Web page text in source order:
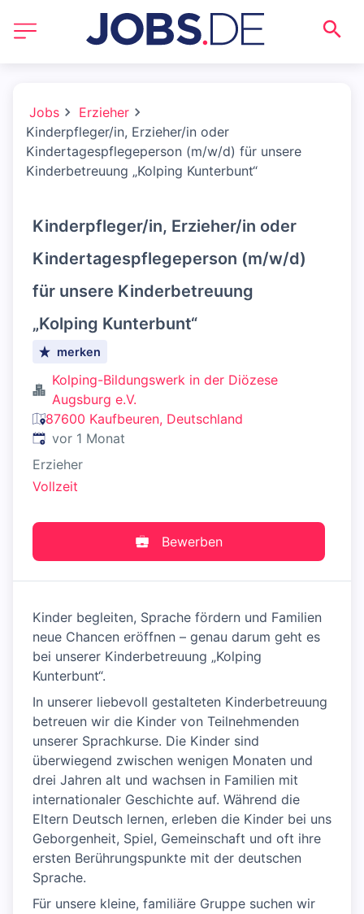
Jobs
Erzieher
Kinderpfleger/in, Erzieher/in oder
Kindertagespflegeperson (m/w/d) für unsere
Kinderbetreuung „Kolping Kunterbunt“
Kinderpfleger/in, Erzieher/in oder
Kindertagespflegeperson (m/w/d)
für unsere Kinderbetreuung
„Kolping Kunterbunt“
merken
Kolping-Bildungswerk in der Diözese
Augsburg e.V.
87600 Kaufbeuren, Deutschland
Veröffentlicht:
vor 1 Monat
Erzieher
Vollzeit
Bewerben
Kinder begleiten, Sprache fördern und Familien
neue Chancen eröffnen – genau darum geht es
bei unserer Kinderbetreuung „Kolping
Kunterbunt“.
In unserer liebevoll gestalteten Kinderbetreuung
betreuen wir die Kinder von Teilnehmenden
unserer Sprachkurse. Die Kinder sind
überwiegend zwischen wenigen Monaten und
drei Jahren alt und wachsen in Familien mit
internationaler Geschichte auf. Während die
Eltern Deutsch lernen, erleben die Kinder bei uns
Geborgenheit, Spiel, Gemeinschaft und oft ihre
ersten Berührungspunkte mit der deutschen
Sprache.
Für unsere kleine, familiäre Gruppe suchen wir